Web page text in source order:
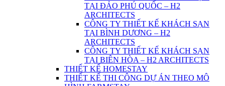
TẠI ĐẢO PHÚ QUỐC – H2
ARCHITECTS
CÔNG TY THIẾT KẾ KHÁCH SẠN
TẠI BÌNH DƯƠNG – H2
ARCHITECTS
CÔNG TY THIẾT KẾ KHÁCH SẠN
TẠI BIÊN HÒA – H2 ARCHITECTS
THIẾT KẾ HOMESTAY
THIẾT KẾ THI CÔNG DỰ ÁN THEO MÔ